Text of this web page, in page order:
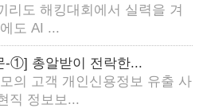
리도 해킹대회에서 실력을 겨
도 AI ...
-①] 총알받이 전락한...
의 고객 개인신용정보 유출 사
직 정보보...